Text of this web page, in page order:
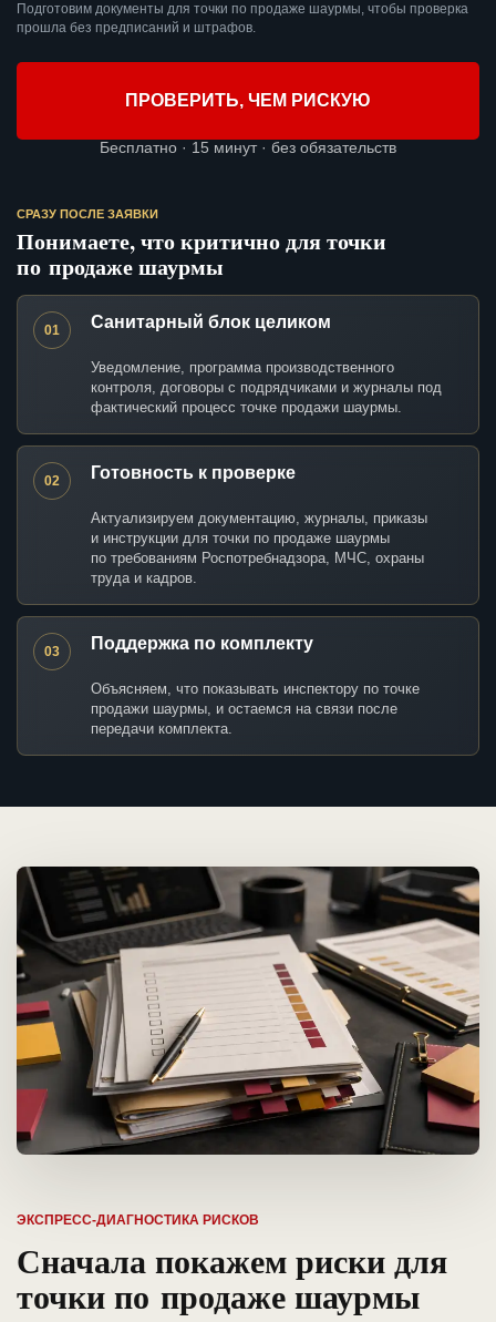
Подготовим документы для точки по продаже шаурмы, чтобы проверка
прошла без предписаний и штрафов.
ПРОВЕРИТЬ, ЧЕМ РИСКУЮ
Бесплатно · 15 минут · без обязательств
СРАЗУ ПОСЛЕ ЗАЯВКИ
Понимаете, что критично для точки
по продаже шаурмы
01 Санитарный блок целиком
Уведомление, программа производственного
контроля, договоры с подрядчиками и журналы под
фактический процесс точке продажи шаурмы.
02 Готовность к проверке
Актуализируем документацию, журналы, приказы
и инструкции для точки по продаже шаурмы
по требованиям Роспотребнадзора, МЧС, охраны
труда и кадров.
03 Поддержка по комплекту
Объясняем, что показывать инспектору по точке
продажи шаурмы, и остаемся на связи после
передачи комплекта.
ЭКСПРЕСС-ДИАГНОСТИКА РИСКОВ
Сначала покажем риски для
точки по продаже шаурмы